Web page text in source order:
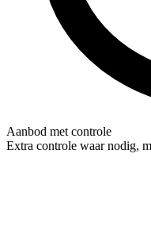
Aanbod met controle
Extra controle waar nodig,